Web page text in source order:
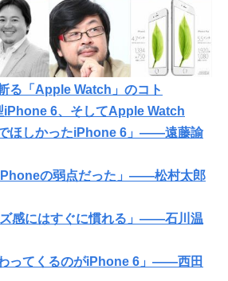
る「Apple Watch」のコト
iPhone 6、そしてApple Watch
でほしかったiPhone 6」――遠藤諭
iPhoneの弱点だった」――松村太郎
ズ感にはすぐに慣れる」――石川温
わってくるのがiPhone 6」――西田